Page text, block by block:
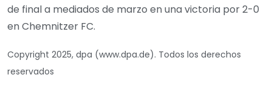
de final a mediados de marzo en una victoria por 2-0
en Chemnitzer FC.
Copyright 2025, dpa (www.dpa.de). Todos los derechos
reservados